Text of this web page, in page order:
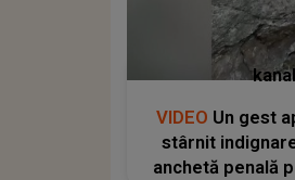
VIDEO Un gest
stârnit
anchetă penală